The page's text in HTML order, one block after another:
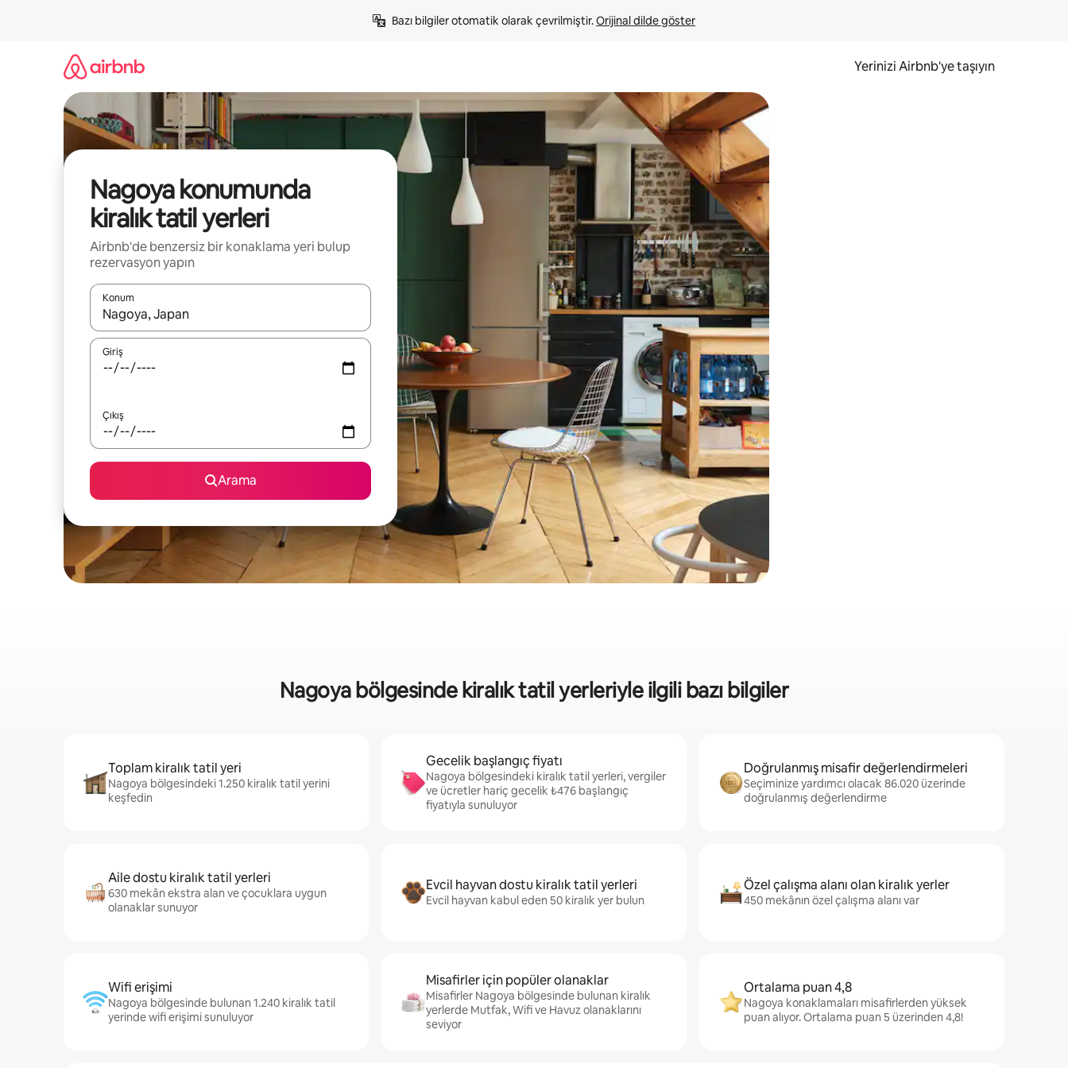
Bazı bilgiler otomatik olarak çevrilmiştir. Orijinal dilde göster
Yerinizi Airbnb'ye taşıyın
Nagoya konumunda
kiralık tatil yerleri
Airbnb'de benzersiz bir konaklama yeri bulup
rezervasyon yapın
Konum
Sonuçlar kullanılabilir olduğunda yukarı ve aşağı oklarıyla gezinin veya dokunarak ya da kaydırma hareketleriyle keşfedin.
Giriş
Çıkış
Arama
Nagoya bölgesinde kiralık tatil yerleriyle ilgili bazı bilgiler
Toplam kiralık tatil yeri
Nagoya bölgesindeki 1.250 kiralık tatil yerini
keşfedin
Gecelik başlangıç fiyatı
Nagoya bölgesindeki kiralık tatil yerleri, vergiler
ve ücretler hariç gecelik ₺476 başlangıç
fiyatıyla sunuluyor
Doğrulanmış misafir değerlendirmeleri
Seçiminize yardımcı olacak 86.020 üzerinde
doğrulanmış değerlendirme
Aile dostu kiralık tatil yerleri
630 mekân ekstra alan ve çocuklara uygun
olanaklar sunuyor
Evcil hayvan dostu kiralık tatil yerleri
Evcil hayvan kabul eden 50 kiralık yer bulun
Özel çalışma alanı olan kiralık yerler
450 mekânın özel çalışma alanı var
Wifi erişimi
Nagoya bölgesinde bulunan 1.240 kiralık tatil
yerinde wifi erişimi sunuluyor
Misafirler için popüler olanaklar
Misafirler Nagoya bölgesinde bulunan kiralık
yerlerde Mutfak, Wifi ve Havuz olanaklarını
seviyor
Ortalama puan 4,8
Nagoya konaklamaları misafirlerden yüksek
puan alıyor. Ortalama puan 5 üzerinden 4,8!